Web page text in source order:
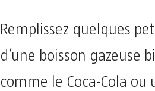
Remplissez quelques
d’une boisson gazeuse
comme le Coca-Cola ou